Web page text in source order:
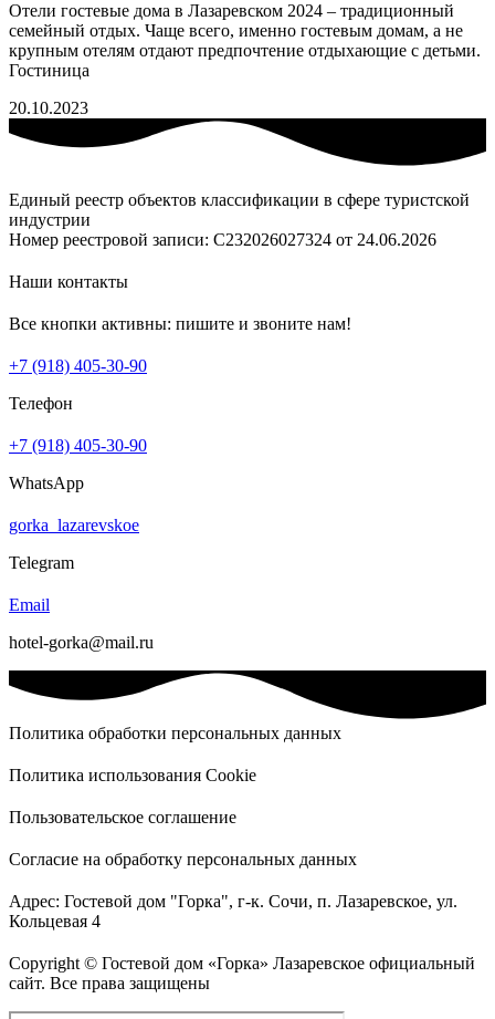
Отели гостевые дома в Лазаревском 2024 – традиционный
семейный отдых. Чаще всего, именно гостевым домам, а не
крупным отелям отдают предпочтение отдыхающие с детьми.
Гостиница
20.10.2023
Единый реестр объектов классификации в сфере туристской
индустрии
Номер реестровой записи: С232026027324 от 24.06.2026
Наши контакты
Все кнопки активны: пишите и звоните нам!
+7 (918) 405-30-90
Телефон
+7 (918) 405-30-90
WhatsApp
gorka_lazarevskoe
Telegram
Email
hotel-gorka@mail.ru
Политика обработки персональных данных
Политика использования Cookie
Пользовательское соглашение
Согласие на обработку персональных данных
Адрес: Гостевой дом "Горка", г-к. Сочи, п. Лазаревское, ул.
Кольцевая 4
Copyright © Гостевой дом «Горка» Лазаревское официальный
сайт. Все права защищены